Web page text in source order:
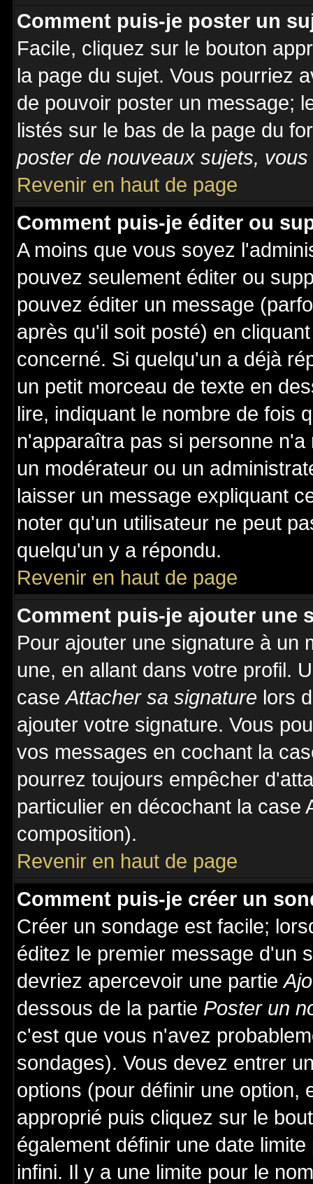
Comment puis-je poster un
Facile, cliquez sur le bouton
la page du sujet. Vous pourriez
de pouvoir poster un message;
listés sur le bas de la page du
poster de nouveaux sujets,
Revenir en haut de page
Comment puis-je éditer ou
A moins que vous soyez
pouvez seulement éditer ou
pouvez éditer un message
après qu'il soit posté) en
concerné. Si quelqu'un a déjà
un petit morceau de texte en
lire, indiquant le nombre de fois
n'apparaîtra pas si personne
un modérateur ou un
laisser un message expliquant
noter qu'un utilisateur ne peut
quelqu'un y a répondu.
Revenir en haut de page
Comment puis-je ajouter une
Pour ajouter une signature à un
une, en allant dans votre profil.
caseAttacher sa signature lors
ajouter votre signature. Vous
vos messages en cochant la
pourrez toujours empêcher
particulier en décochant la case
composition).
Revenir en haut de page
Comment puis-je créer un
Créer un sondage est facile;
éditez le premier message d'un
devriez apercevoir une partie
dessous de la partie Poster un
c'est que vous n'avez
sondages). Vous devez entrer
options (pour définir une option,
approprié puis cliquez sur le
également définir une date
infini. Il y a une limite pour le